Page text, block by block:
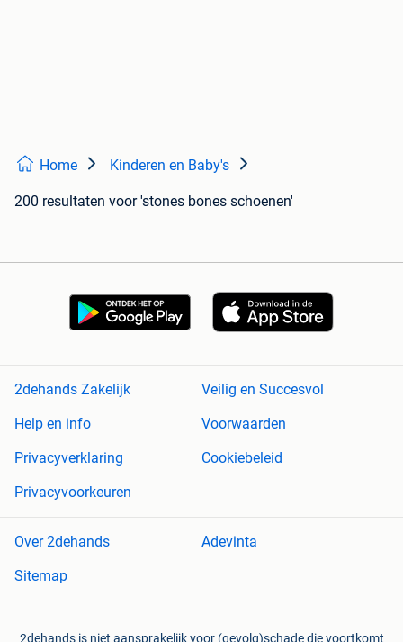
Home Kinderen en Baby's
200 resultaten voor 'stones bones schoenen'
2dehands Zakelijk
Veilig en Succesvol
Help en info
Voorwaarden
Privacyverklaring
Cookiebeleid
Privacyvoorkeuren
Over 2dehands
Adevinta
Sitemap
2dehands is niet aansprakelijk voor (gevolg)schade die voortkomt